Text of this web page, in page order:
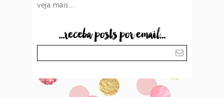
veja mais...
...receba posts por email...